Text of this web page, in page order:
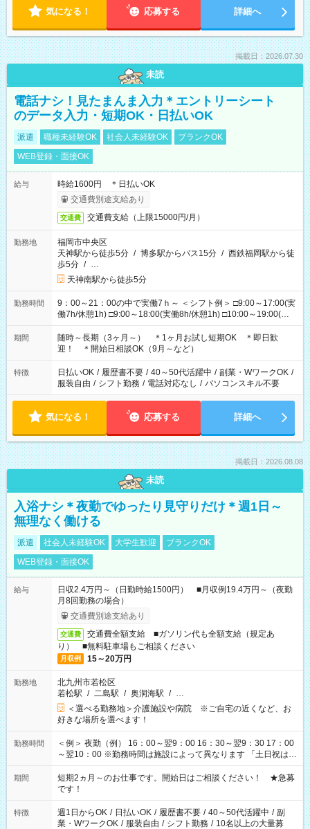
気になる！ 応募する 詳細へ
掲載日：2026.07.30
未読
電話ナシ！見たまんま入力＊エントリーシート
のデータ入力・短期OK・日払いOK
派遣 職種未経験OK 社会人未経験OK
ブランクOK
WEB登録・面接OK
給与
時給1600円 ＊日払いOK
交通費別途支給あり
交通費 交通費支給（上限15000円/月）
勤務地
福岡市中央区
天神駅から徒歩5分 / 博多駅からバス15分 / 西鉄福岡駅から徒
歩5分 / …
天神南駅から徒歩5分
勤務時間
9：00～21：00の中で実働7ｈ～ ＜シフト例＞ □9:00～17:00(実
働7h/休憩1h) □9:00～18:00(実働8h/休憩1h) □10:00～19:00(実
働8h/休憩1h) □11:00～20:00(実働8h/休憩1h) □12:00～20:00(実
働7h/休憩1h) □12:00～21:00(実働7h/休憩1h) ＊固定OK ＊選べ
る時間帯！
期間
随時～長期（3ヶ月～） ＊1ヶ月お試し短期OK ＊即日歓
迎！ ＊開始日相談OK（9月～など）
特徴 日払いOK / 履歴書不要 / 40～50代活躍中 / 副業・WワークOK /
服装自由 / シフト勤務 / 電話対応なし / パソコンスキル不要
気になる！ 応募する 詳細へ
掲載日：2026.08.08
未読
入浴ナシ＊夜勤でゆったり見守りだけ＊週1日～
無理なく働ける
派遣 社会人未経験OK 大学生歓迎
ブランクOK
WEB登録・面接OK
給与
日収2.4万円～（日勤時給1500円） ■月収例19.4万円～（夜勤
月8回勤務の場合）
交通費別途支給あり
交通費
交通費全額支給 ■ガソリン代も全額支給（規定あ
り） ■無料駐車場もご相談ください
月収例 15～20万円
勤務地
北九州市若松区
若松駅 / 二島駅 / 奥洞海駅 / …
＜選べる勤務地＞介護施設や病院 ※ご自宅の近くなど、お
好きな場所を選べます！
勤務時間
＜例＞ 夜勤（例） 16：00～翌9：00 16：30～翌9：30 17：00
～翌10：00 ※勤務時間は施設によって異なります 「土日祝は休
みたい」 「しっかり稼ぎたい」 「もう少し遅い時間から始めた
い」など ご希望にあったお仕事をご案内いたします。 ※未経験
の方の場合は1～2ヶ月間は日中での仕事を経験いただき、 お
仕事に慣れてからの夜勤になります。 ★家庭の都合でお休みが
必要な場合も遠慮なくご相談ください。
期間
短期2ヵ月～のお仕事です。開始日はご相談ください！ ★急募
です！
特徴 週1日からOK / 日払いOK / 履歴書不要 / 40～50代活躍中 / 副
業・WワークOK / 服装自由 / シフト勤務 / 10名以上の大量募